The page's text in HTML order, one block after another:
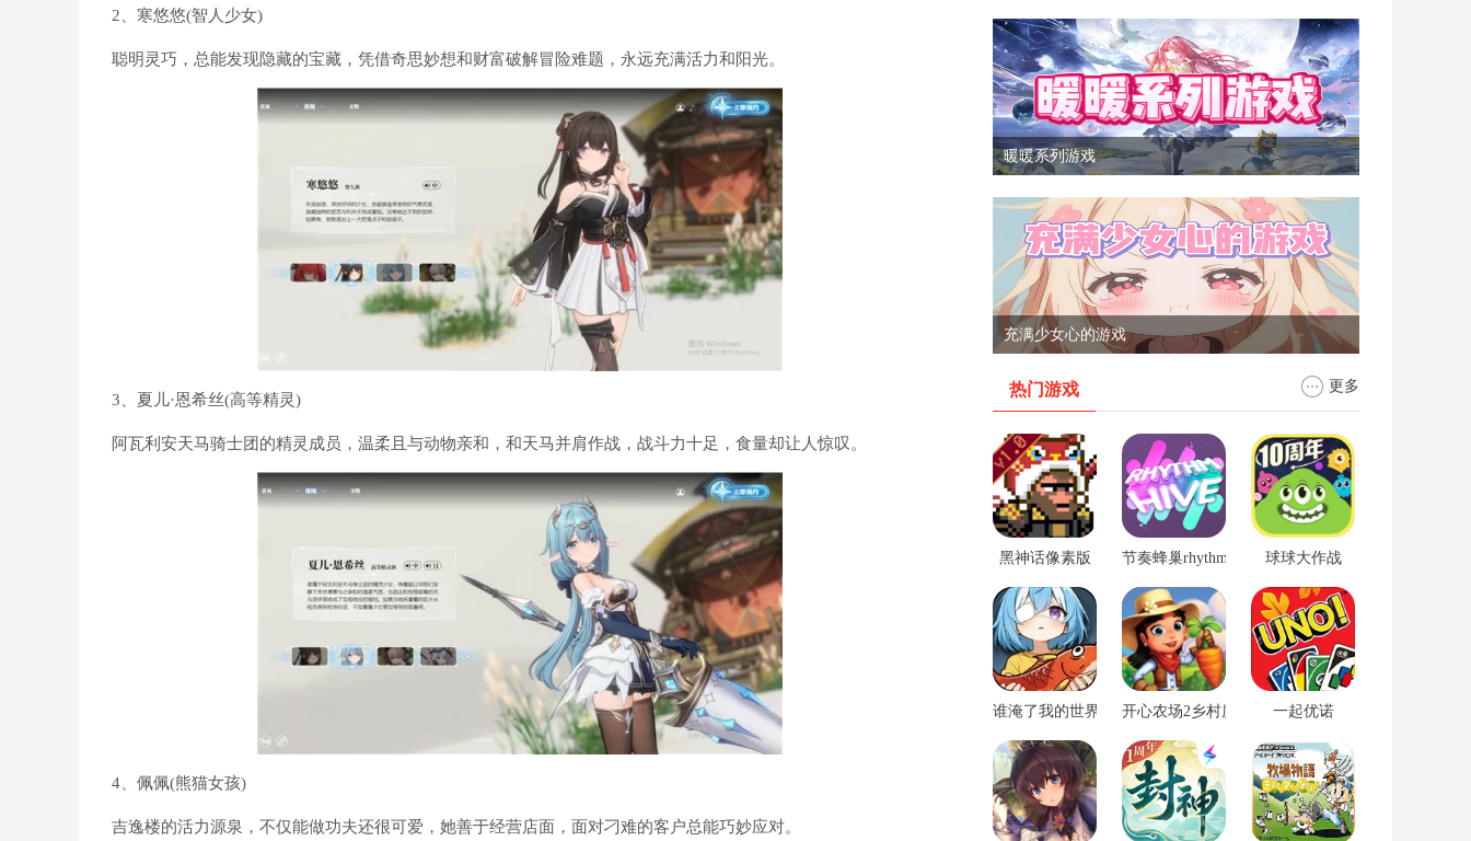
2、寒悠悠(智人少女)
聪明灵巧，总能发现隐藏的宝藏，凭借奇思妙想和财富破解冒险难题，永远充满活力和阳光。
3、夏儿·恩希丝(高等精灵)
阿瓦利安天马骑士团的精灵成员，温柔且与动物亲和，和天马并肩作战，战斗力十足，食量却让人惊叹。
4、佩佩(熊猫女孩)
吉逸楼的活力源泉，不仅能做功夫还很可爱，她善于经营店面，面对刁难的客户总能巧妙应对。
暖暖系列游戏
充满少女心的游戏
热门游戏 更多
黑神话像素版 节奏蜂巢rhythm hive 球球大作战
谁淹了我的世界游戏开心农场2乡村度假中文版一起优诺